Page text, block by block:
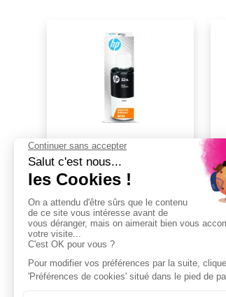
Consommable HP 1VV24AE
16,03€
dont0,02€d'éco-part
BESOIN D'AIDE ?